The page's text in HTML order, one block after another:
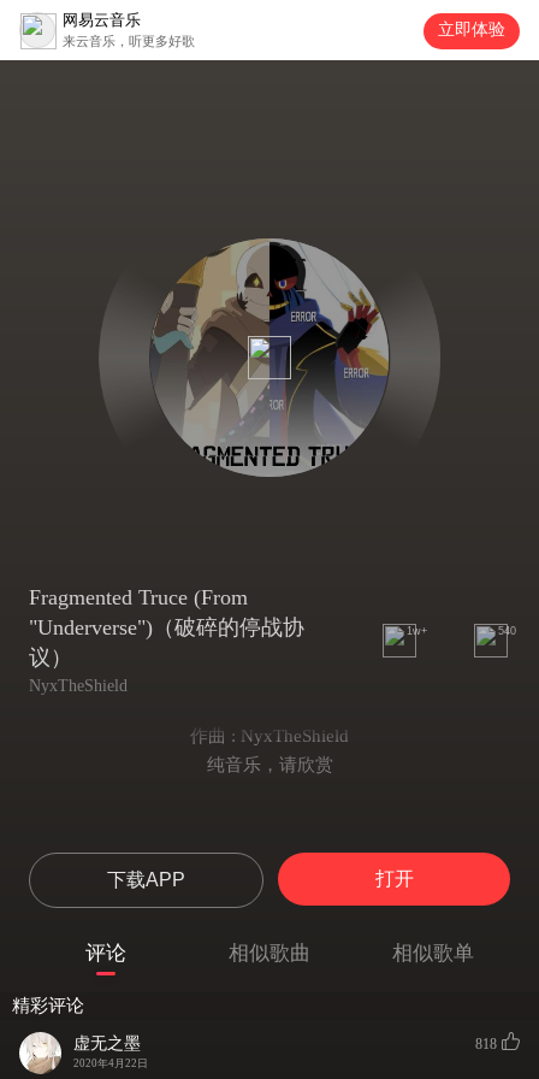
网易云音乐
来云音乐，听更多好歌
立即体验
Fragmented Truce (From
"Underverse")（破碎的停战协
议）
NyxTheShield
1w+ 540
作曲 : NyxTheShield
纯音乐，请欣赏
下载APP 打开
评论 相似歌曲 相似歌单
精彩评论
虚无之墨
2020年4月22日
818